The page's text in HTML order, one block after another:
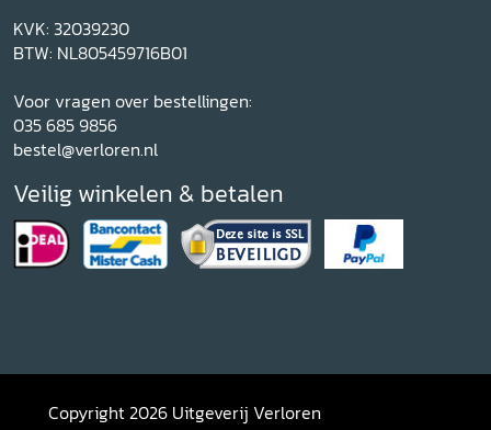
KVK: 32039230
BTW: NL805459716B01
Voor vragen over bestellingen:
035 685 9856
bestel@verloren.nl
Veilig winkelen & betalen
Copyright 2026 Uitgeverij Verloren